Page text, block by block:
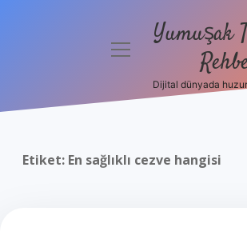
Politikası
menüyüYumuşak
Dijital dünyada
Etiket: En sağlıklı cezve hangisi